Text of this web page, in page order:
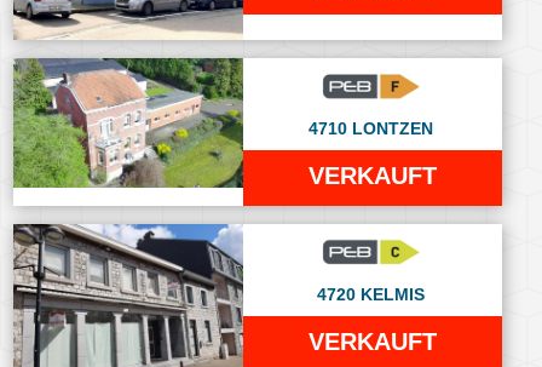
4710 LONTZEN
VERKAUFT
4720 KELMIS
VERKAUFT